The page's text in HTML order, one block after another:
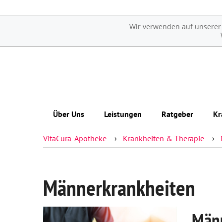
Wir verwenden auf
Über Uns
Das e-Rezept ist da: Wir lösen es ein!
Leistungen
Übersicht
Notdienst
Beipackzettelsuche
Ratgeber
Erkrankungen im Alter
Ästhetische Chirurgie
Augen
VitaCura-Apotheke Krankheiten & Therapie
Männerkrankheiten